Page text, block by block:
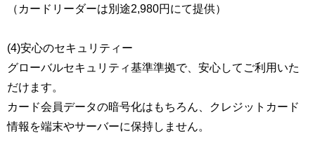
（カードリーダーは別途2,980円にて提供）
(4)安心のセキュリティー
グローバルセキュリティ基準準拠で、安心してご利用いた
だけます。
カード会員データの暗号化はもちろん、クレジットカード
情報を端末やサーバーに保持しません。